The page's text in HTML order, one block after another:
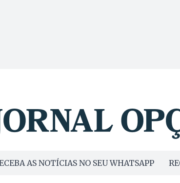
AS NOTÍCIAS NO SEU WHATSAPP